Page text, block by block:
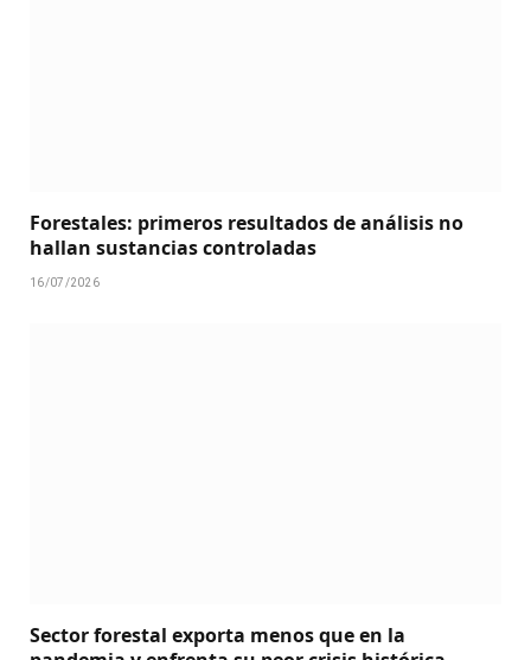
Forestales: primeros resultados de análisis no
hallan sustancias controladas
16/07/2026
Sector forestal exporta menos que en la